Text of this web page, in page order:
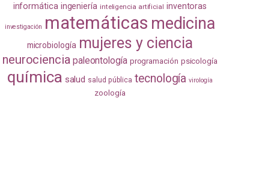
informática ingeniería inteligencia artificial inventoras
investigación matemáticas medicina
microbiología mujeres y ciencia
neurociencia paleontología programación psicología
química salud salud pública tecnología virología
zoología